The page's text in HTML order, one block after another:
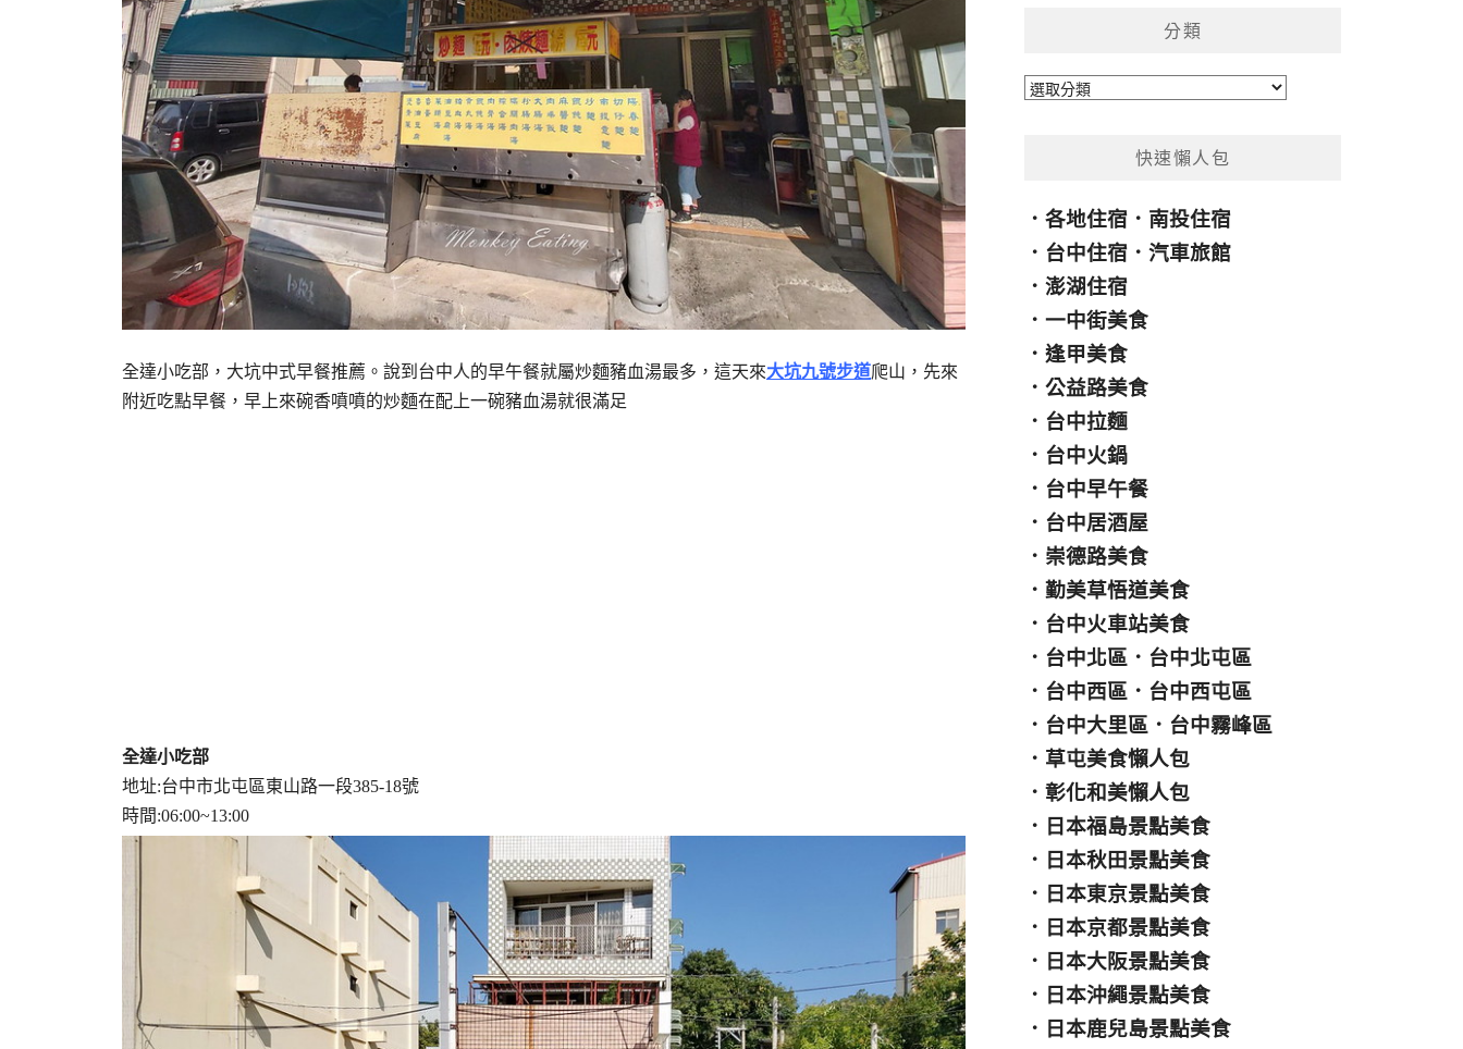
全達小吃部，大坑中式早餐推薦。說到台中人的早午餐就屬炒麵豬血湯最多，這天來大坑九號步道爬山，先來
附近吃點早餐，早上來碗香噴噴的炒麵在配上一碗豬血湯就很滿足
全達小吃部
地址:台中市北屯區東山路一段385-18號
時間:06:00~13:00
分類
分
快速懶人包
．各地住宿 ． 南投住宿
． 台中住宿 ．汽車旅館
．澎湖住宿
．一中街美食
．逢甲美食
．公益路美食
． 台中拉麵
． 台中火鍋
． 台中早午餐
． 台中居酒屋
． 崇德路美食
．勤美草悟道美食
． 台中火車站美食
． 台中北區 ． 台中北屯區
． 台中西區 ． 台中西屯區
． 台中大里區 ． 台中霧峰區
． 草屯美食懶人包
．彰化和美懶人包
． 日本福島景點美食
． 日本秋田景點美食
． 日本東京景點美食
． 日本京都景點美食
． 日本大阪景點美食
． 日本沖繩景點美食
． 日本鹿兒島景點美食